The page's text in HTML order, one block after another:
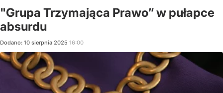
"Grupa Trzymająca Prawo” w pułapce
absurdu
Dodano: 10 sierpnia 2025 16:00